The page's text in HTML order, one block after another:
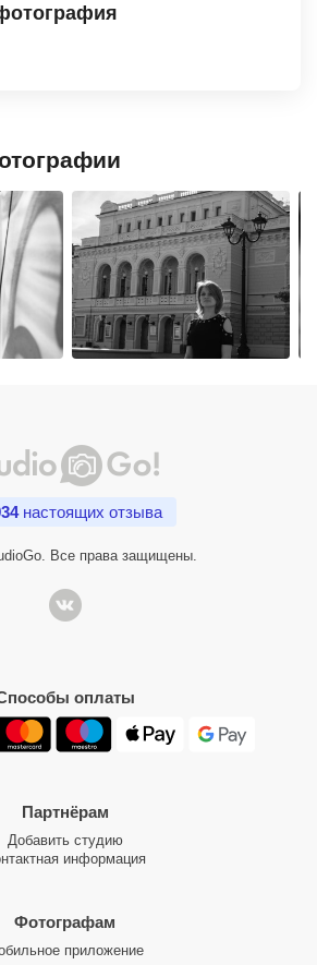
настоящих отзыва
Все права защищены.
оплаты
Партнёрам
Добавить студию
информация
Фотографам
приложение